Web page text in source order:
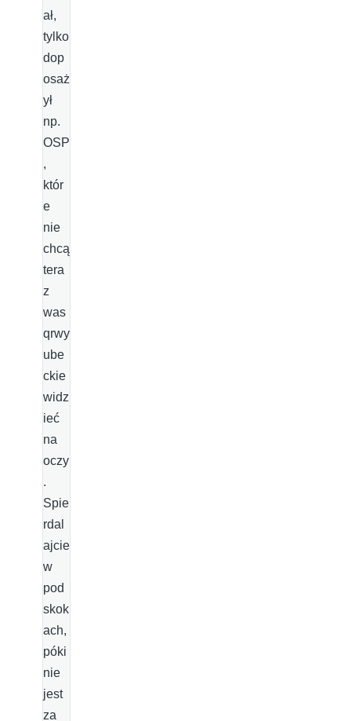
ał,
tylko
dop
osaż
ył
np.
OSP
,
któr
e
nie
chcą
tera
z
was
qrwy
ube
ckie
widz
ieć
na
oczy
.
Spie
rdal
ajcie
w
pod
skok
ach,
póki
nie
jest
za